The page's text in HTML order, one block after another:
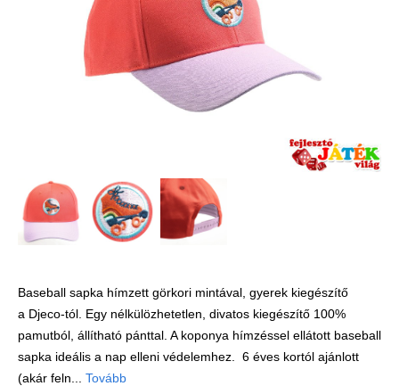
Baseball sapka hímzett görkori mintával, gyerek kiegészítő
a Djeco-tól. Egy nélkülözhetetlen, divatos kiegészítő 100%
pamutból, állítható pánttal. A koponya hímzéssel ellátott baseball
sapka ideális a nap elleni védelemhez. 6 éves kortól ajánlott
(akár feln... Tovább
Futóbiciklik, rollerek
Gyerekszoba
Intelligens gyurma
Iskolaszerek
Kreatív játék
Könyv
Logikai játékok
LOGICO
LÜK